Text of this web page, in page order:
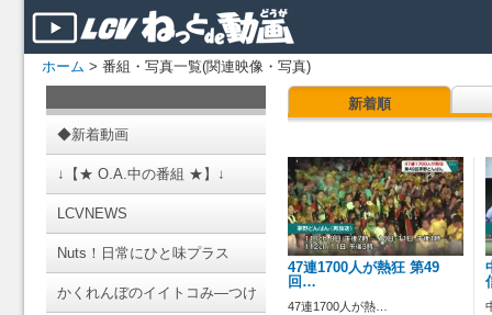
ホーム > 番組・写真一覧(関連映像・写真)
◆新着動画
↓【★ O.A.中の番組 ★】↓
LCVNEWS
Nuts！日常にひと味プラス
かくれんぼのイイトコみ―つけ
新着順
47連1700人が熱狂 第49
回…
47連1700人が熱…